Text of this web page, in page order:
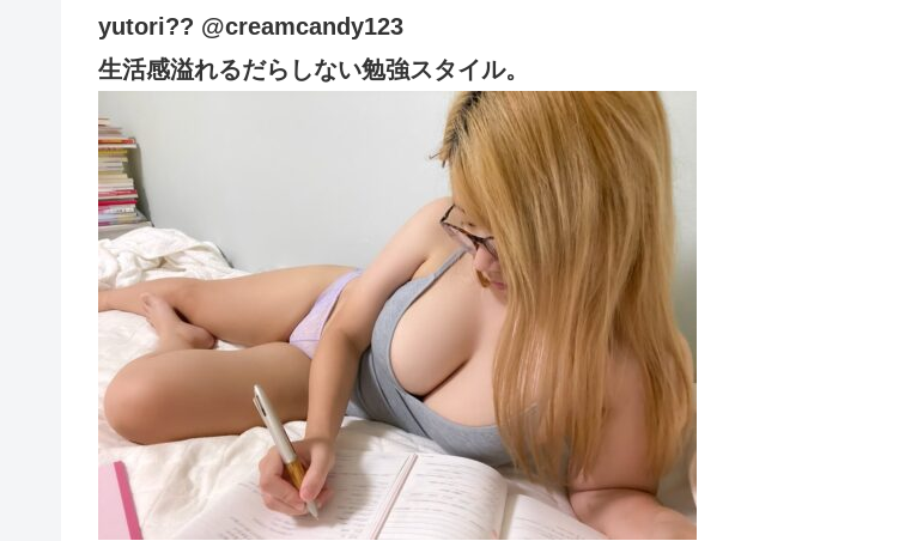
yutori?? @creamcandy123
生活感溢れるだらしない勉強スタイル。